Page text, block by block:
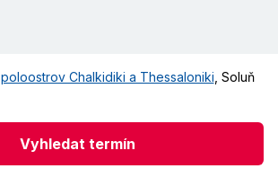
poloostrov Chalkidiki a Thessaloniki Soluň
Vyhledat termín